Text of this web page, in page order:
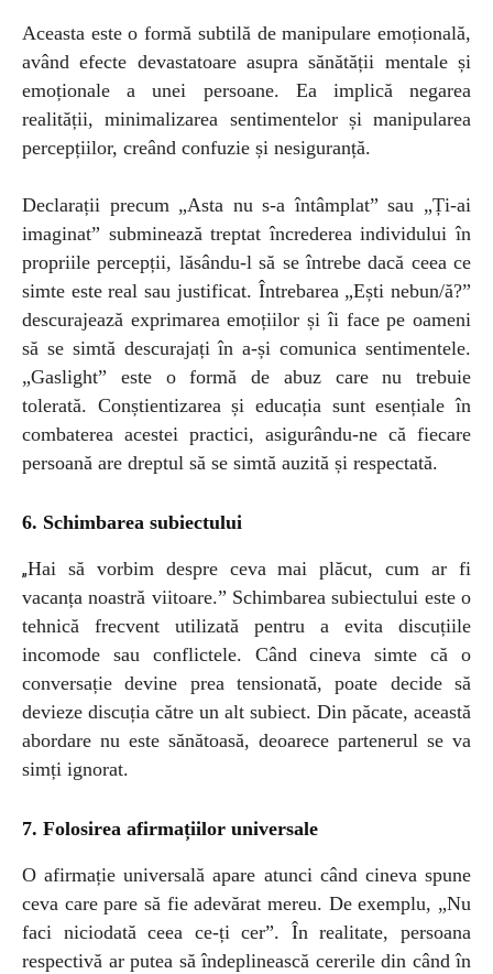
Aceasta este o formă subtilă de manipulare emoțională,
având efecte devastatoare asupra sănătății mentale și
emoționale a unei persoane. Ea implică negarea
realității, minimalizarea sentimentelor și manipularea
percepțiilor, creând confuzie și nesiguranță.
Declarații precum „Asta nu s-a întâmplat” sau „Ți-ai
imaginat” subminează treptat încrederea individului în
propriile percepții, lăsându-l să se întrebe dacă ceea ce
simte este real sau justificat. Întrebarea „Ești nebun/ă?”
descurajează exprimarea emoțiilor și îi face pe oameni
să se simtă descurajați în a-și comunica sentimentele.
„Gaslight”
este o formă de abuz care nu trebuie
tolerată. Conștientizarea și educația sunt esențiale în
combaterea acestei practici, asigurându-ne că fiecare
persoană are dreptul să se simtă auzită și respectată.
6. Schimbarea subiectului
„Hai să vorbim despre ceva mai plăcut, cum ar fi
vacanța noastră viitoare.” Schimbarea subiectului este o
tehnică frecvent utilizată pentru a evita discuțiile
incomode sau conflictele. Când cineva simte că o
conversație devine prea tensionată, poate decide să
devieze discuția către un alt subiect. Din păcate, această
abordare nu este sănătoasă, deoarece partenerul se va
simți ignorat.
7. Folosirea afirmațiilor universale
O afirmație universală apare atunci când cineva spune
ceva care pare să fie adevărat mereu. De exemplu, „Nu
faci niciodată ceea ce-ți cer”. În realitate, persoana
respectivă ar putea să îndeplinească cererile din când în